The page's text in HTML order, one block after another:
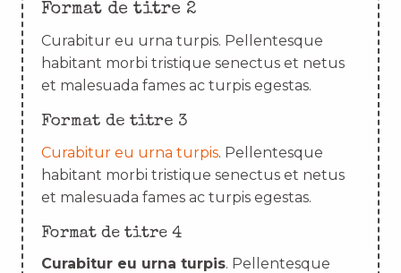
Format de titre 2
Curabitur eu urna turpis. Pellentesque
habitant morbi tristique senectus et netus
et malesuada fames ac turpis egestas.
Format de titre 3
Curabitur eu urna turpis. Pellentesque
habitant morbi tristique senectus et netus
et malesuada fames ac turpis egestas.
Format de titre 4
Curabitur eu urna turpis. Pellentesque